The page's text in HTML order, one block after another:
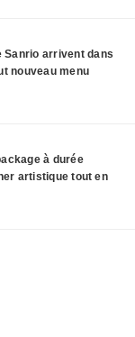
Sanrio arrivent dans
nouveau menu
à durée
artistique tout en